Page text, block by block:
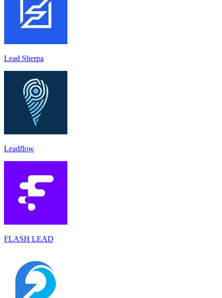
Lead Sherpa
Leadflow
FLASH LEAD